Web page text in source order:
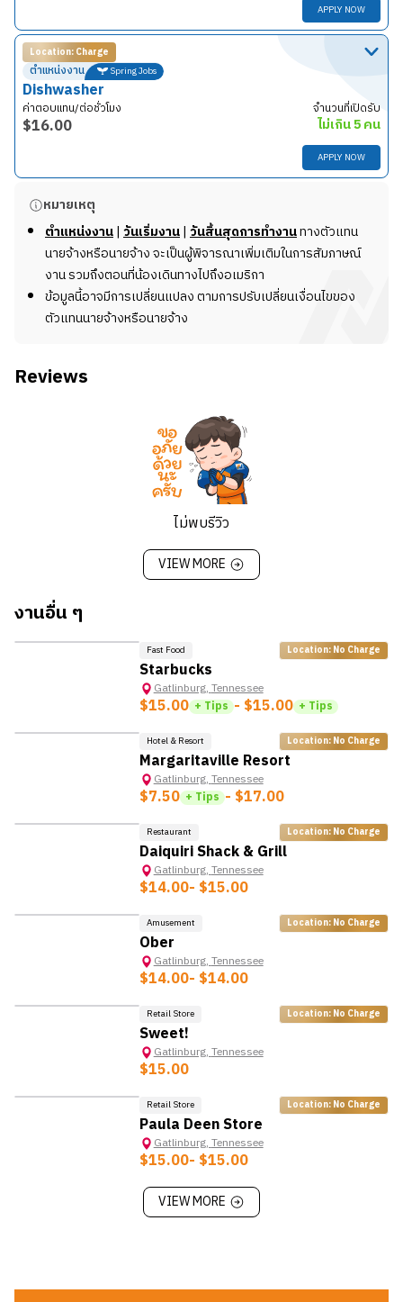
APPLY NOW
รายละเอียดงาน
ทำความสะอาดห้องพักตามที่ได้รับมอบหมาย
ทำความสะอาดห้องครัว
ทำความสะอาดห้องน้ำ
ทำความสะอาดลานโถง ดาดฟ้า หรือระเบียง
เติมสต็อกของใช้ประจำห้อง ผ้าเช็ดมือ และผ้าเช็ดตัว
ใช้อุปกรณ์และวัสดุสิ้นเปลืองในการทำความสะอาดได้อย่าง
เหมาะสมและไม่สิ้นเปลือง
ใช้เฉพาะสารทำความสะอาดที่กำหนด โดยไม่ผสมสารเคมี
อื่น
ตรวจสอบให้แน่ใจว่าของใช้ประจำห้องอยู่ในห้องครบถ้วน
กรณีที่ต้องการใช้เครื่องมือหรืออุปกรณ์เพิ่มเติม
ดูแลรักษาความปลอดภัย และคืนกุญแจตามที่กำหนดทุก
รายงานของหาย/ได้คืน (lost and found) ทั้งหมดให้
หัวหน้างานและเจ้าหน้าที่รักษาความปลอดภัยทราบทันที
ดูแลและรับผิดชอบการทำความสะอาด (ถังขยะ ผ้าเช็ดตัว
และผ้าปูที่นอน) ตามที่ได้รับหมอบหมายทั้งกลางสัปดาห์
และระหว่างสัปดาห์
พับผ้าด้วยมือหรือด้วยเครื่อง เช่น ผ้าปูที่นอน ปลอกหมอน
ผ้าเช็ดตัว ผ้าห่ม และผ้าคลุมเตียง รวมถึงทิ้งผ้าปูที่นอนที่
เปื้อนหรือชำรุด จัดเรียง และนับสิ่งของเพื่อตรวจสอบ
ปริมาณ
เตรียมผ้าปูที่นอน ผ้าชนิดต่าง ๆ รวมทั้งอุปกรณ์ของใช้
ภายในห้องพักสำหรับแต่ละอาคารขณะเช็กเอาต์และช่วง
บรรจุถุง หรือพับ และมัดรวม
ทำความสะอาดภายนอกและภายในอาคาร บริเวณสระว่าย
น้ำ และสำนักงาน สามารถทำงานกลางแจ้งในอากาศหนาว
สามารถปีนขึ้นลงบันไดได้
ทำหน้าที่อื่น ๆ ตามที่ได้รับมอบหมายจากฝ่ายบริหารภายใน
แผนกแม่บ้านหรือแผนกอื่น ๆ ตามความจำเป็น
*ข้อมูลนี้อาจมีการเปลี่ยนแปลง ขึ้นอยู่กับนายจ้าง
Location: Charge
ตำแหน่งงาน Spring Jobs
Dishwasher
ค่าตอบแทน/ต่อชั่วโมง
$16.00
จำนวนที่เปิดรับ
ไม่เกิน 5 คน
APPLY NOW
รายละเอียดงาน
รบกวนติดต่อทีมงาน New Step
หมายเหตุ
ตำแหน่งงาน| วันเริ่มงาน| วันสิ้นสุดการทำงานทางตัวแทน
นายจ้างหรือนายจ้าง จะเป็นผู้พิจารณาเพิ่มเติมในการสัมภาษณ์
งาน รวมถึงตอนที่น้องเดินทางไปถึงอเมริกา
ข้อมูลนี้อาจมีการเปลี่ยนแปลง ตามการปรับเปลี่ยนเงื่อนไขของ
ตัวแทนนายจ้างหรือนายจ้าง
Reviews
ไม่พบรีวิว
VIEW MORE
งานอื่น ๆ
Fast Food Location: No Charge
Starbucks
Gatlinburg,Tennessee
$15.00 + Tips - $15.00 + Tips
Hotel & Resort Location: No Charge
Margaritaville Resort
Gatlinburg,Tennessee
$7.50 + Tips - $17.00
Restaurant Location: No Charge
Daiquiri Shack & Grill
Gatlinburg,Tennessee
$14.00- $15.00
Amusement Location: No Charge
Ober
Gatlinburg,Tennessee
$14.00- $14.00
Retail Store Location: No Charge
Sweet!
Gatlinburg,Tennessee
$15.00
Retail Store Location: No Charge
Paula Deen Store
Gatlinburg,Tennessee
$15.00- $15.00
VIEW MORE